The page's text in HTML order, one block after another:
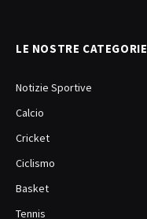
LE NOSTRE CATEGORIE
Notizie Sportive
Calcio
Cricket
Ciclismo
Basket
Tennis